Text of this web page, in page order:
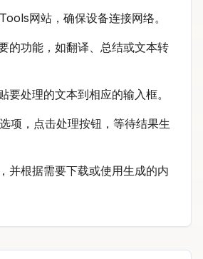
网站，确保设备连接网络。
的功能，如翻译、总结或文本转
要处理的文本到相应的输入框。
项，点击处理按钮，等待结果生
并根据需要下载或使用生成的内